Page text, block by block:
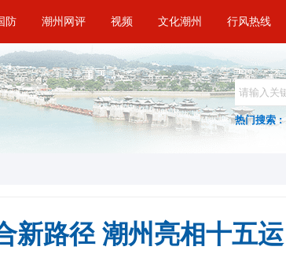
防 潮州网评 视频 文化潮州 行风热线
热门搜索 :
新路径 潮州亮相十五运